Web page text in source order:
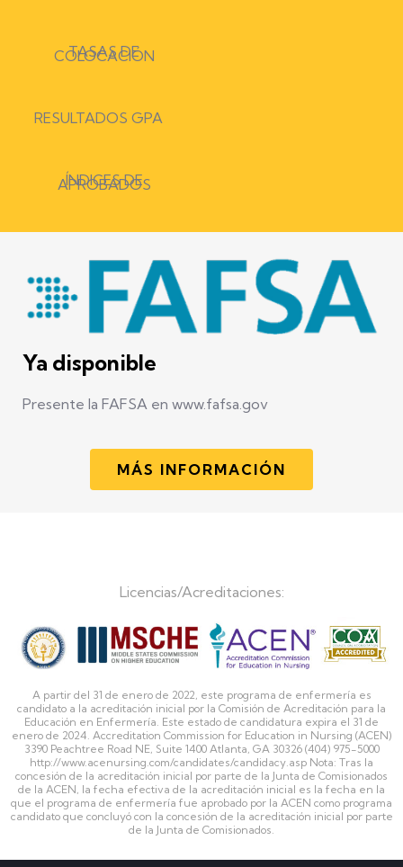
TASAS DE
COLOCACIÓN
RESULTADOS GPA
ÍNDICES DE
APROBADOS
Ya disponible
Presente la FAFSA en www.fafsa.gov
MÁS INFORMACIÓN
Licencias/Acreditaciones:
A partir del 31 de enero de 2022, este programa de enfermería es
candidato a la acreditación inicial por la Comisión de Acreditación para la
Educación en Enfermería. Este estado de candidatura expira el 31 de
enero de 2024. Accreditation Commission for Education in Nursing (ACEN)
3390 Peachtree Road NE, Suite 1400 Atlanta, GA 30326 (404) 975-5000
http://www.acenursing.com/candidates/candidacy.asp Nota: Tras la
concesión de la acreditación inicial por parte de la Junta de Comisionados
de la ACEN, la fecha efectiva de la acreditación inicial es la fecha en la
que el programa de enfermería fue aprobado por la ACEN como programa
candidato que concluyó con la concesión de la acreditación inicial por parte
de la Junta de Comisionados.